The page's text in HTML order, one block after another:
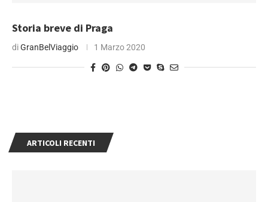
Storia breve di Praga
diGranBelViaggio 1 Marzo 2020
ARTICOLI RECENTI